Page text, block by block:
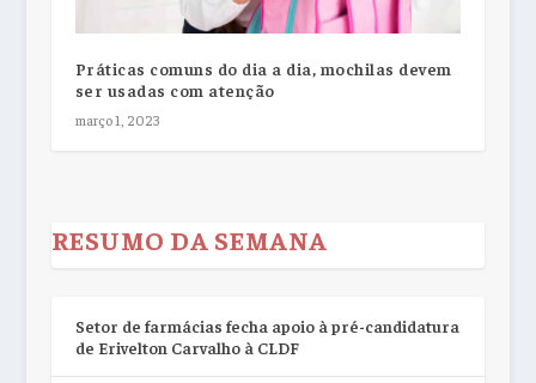
Práticas comuns do dia a dia, mochilas devem
ser usadas com atenção
março 1, 2023
RESUMO DA SEMANA
Setor de farmácias fecha apoio à pré-candidatura
de Erivelton Carvalho à CLDF